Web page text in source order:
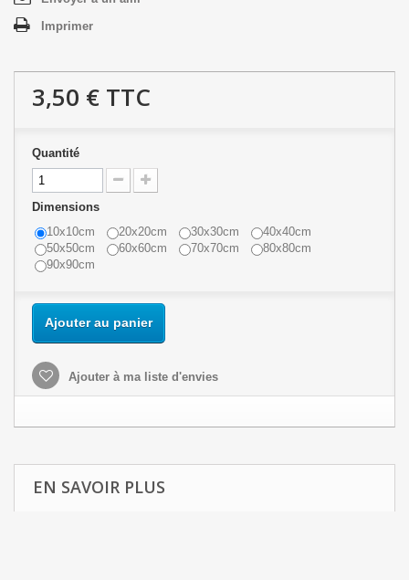
Imprimer
3,50 € TTC
Quantité
Dimensions
10x10cm
20x20cm 30x30cm
40x40cm
50x50cm
60x60cm 70x70cm
80x80cm
90x90cm
Ajouter au panier
Ajouter à ma liste d'envies
EN SAVOIR PLUS